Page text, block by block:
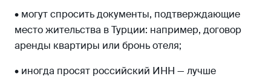
• могут спросить документы, подтверждающие
место жительства в Турции: например, договор
аренды квартиры или бронь отеля;
• иногда просят российский ИНН — лучше